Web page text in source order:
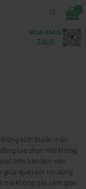
...
MUA HÀNG
ZALO
kích thước màn
lựa chọn nhờ không
trên bàn làm việc.
giúp quan sát nội dung
mà không gây cảm giác